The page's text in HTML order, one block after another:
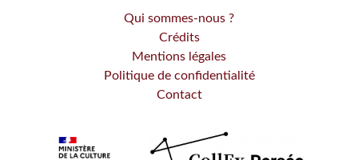
Qui sommes-nous ?
Crédits
Mentions légales
Politique de confidentialité
Contact